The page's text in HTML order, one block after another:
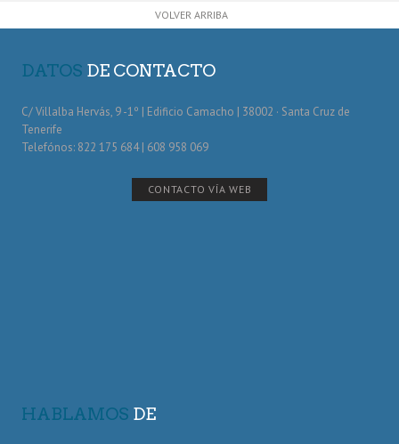
VOLVER ARRIBA
DATOS DE CONTACTO
C/ Villalba Hervás, 9 -1º | Edificio Camacho | 38002 · Santa Cruz de
Tenerife
Telefónos: 822 175 684 | 608 958 069
CONTACTO VÍA WEB
HABLAMOS DE